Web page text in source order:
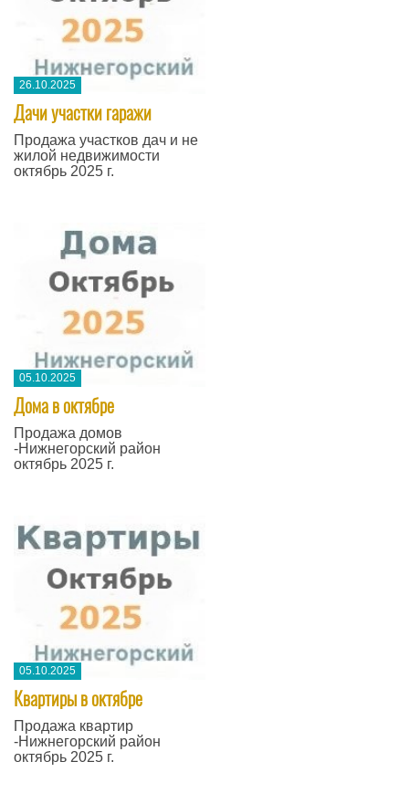
26.10.2025
Дачи участки гаражи
Продажа участков дач и не
жилой недвижимости
октябрь 2025 г.
05.10.2025
Дома в октябре
Продажа домов
-Нижнегорский район
октябрь 2025 г.
05.10.2025
Квартиры в октябре
Продажа квартир
-Нижнегорский район
октябрь 2025 г.